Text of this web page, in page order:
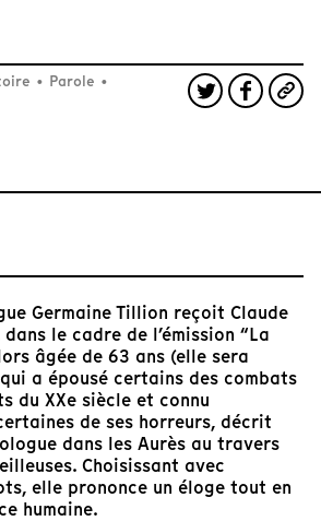
• Parole •
Germaine Tillion reçoit Claude
le cadre de l’émission “La
âgée de 63 ans (elle sera
a épousé certains des combats
du XXe siècle et connu
de ses horreurs, décrit
dans les Aurès au travers
Choisissant avec
elle prononce un éloge tout en
humaine.